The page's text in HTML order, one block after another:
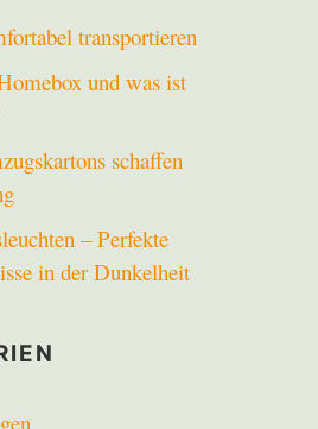
transportieren
und was ist
schaffen
– Perfekte
in der Dunkelheit